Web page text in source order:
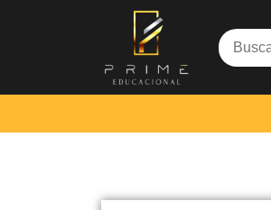
Search
for: